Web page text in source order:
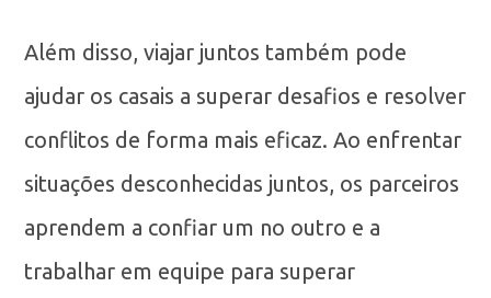
Além disso, viajar juntos também pode
ajudar os casais a superar desafios e resolver
conflitos de forma mais eficaz. Ao enfrentar
situações desconhecidas juntos, os parceiros
aprendem a confiar um no outro e a
trabalhar em equipe para superar